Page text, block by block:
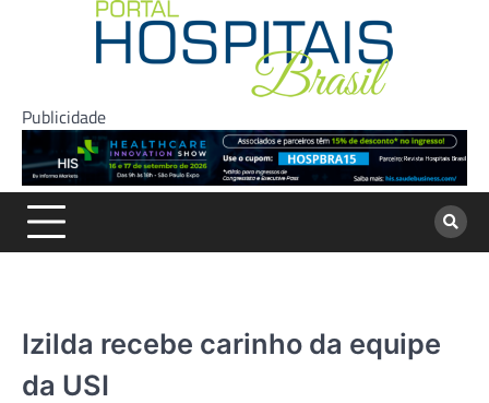
Publicidade
Izilda recebe carinho da equipe
da USI